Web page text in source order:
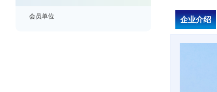
会员单位 企业介绍